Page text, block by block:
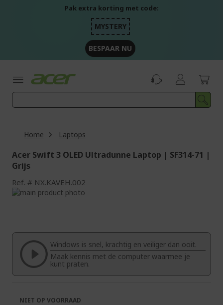
Pak extra korting met code:
MYSTERY
BESPAAR NU
Home Laptops
Acer Swift 3 OLED Ultradunne Laptop | SF314-71 |
Grijs
Ref. NX.KAVEH.002
Ga
van
afbeeldingen-
gallerij
begin
afbeeldingen-
gallerij
Windows is snel, krachtig en veiliger dan ooit.
Maak kennis met de computer waarmee je
kunt praten.
NIET OP VOORRAAD